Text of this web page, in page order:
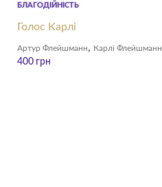
БЛАГОДІЙНІСТЬ
Голос Карлі
Артур Флейшманн, Карлі Флейшманн
400 грн